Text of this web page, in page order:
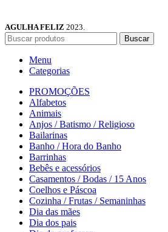
AGULHA FELIZ 2023.
Buscar
Menu
Categorias
PROMOÇÕES
Alfabetos
Animais
Anjos / Batismo / Religioso
Bailarinas
Banho / Hora do Banho
Barrinhas
Bebês e acessórios
Casamentos / Bodas / 15 Anos
Coelhos e Páscoa
Cozinha / Frutas / Semaninhas
Dia das mães
Dia dos pais